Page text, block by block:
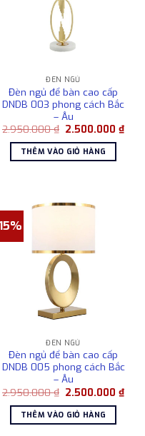
₫.
ĐÈN NGỦ
Đèn ngủ để bàn cao cấp
DNDB 003 phong cách Bắc
– Âu
2.950.000₫ Giá
là:
2.950.000 ₫.
2.500.000₫Giá
hiện
THÊM VÀO GIỎ HÀNG
₫.
ĐÈN NGỦ
Đèn ngủ để bàn cao cấp
DNDB 005 phong cách Bắc
– Âu
2.950.000₫ Giá
là:
2.950.000 ₫.
2.500.000₫Giá
hiện
THÊM VÀO GIỎ HÀNG